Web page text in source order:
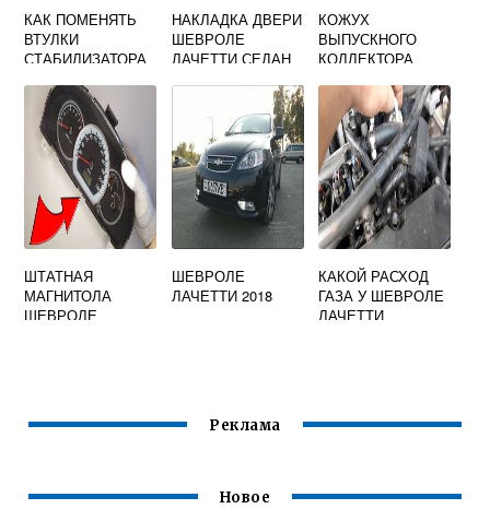
КАК ПОМЕНЯТЬ
ВТУЛКИ
СТАБИЛИЗАТОРА
ШЕВРОЛЕ
НАКЛАДКА ДВЕРИ
ШЕВРОЛЕ
ЛАЧЕТТИ СЕДАН
КОЖУХ
ВЫПУСКНОГО
КОЛЛЕКТОРА
ЛАЧЕТТИ
ШТАТНАЯ
МАГНИТОЛА
ШЕВРОЛЕ
ШЕВРОЛЕ
ЛАЧЕТТИ 2018
КАКОЙ РАСХОД
ГАЗА У ШЕВРОЛЕ
ЛАЧЕТТИ
Реклама
Новое